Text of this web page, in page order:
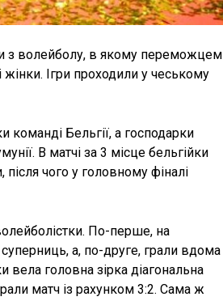
з волейболу, в якому переможцем
жінки. Ігри проходили у чеському
команді Бельгії, а господарки
В матчі за 3 місце бельгійки
чого у головному фіналі
По-перше, на
а, по-друге, грали вдома
вела головна зірка діагональна
матч із рахунком 3:2. Сама ж